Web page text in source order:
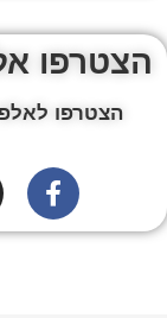
הצטרפו
הצטרפו